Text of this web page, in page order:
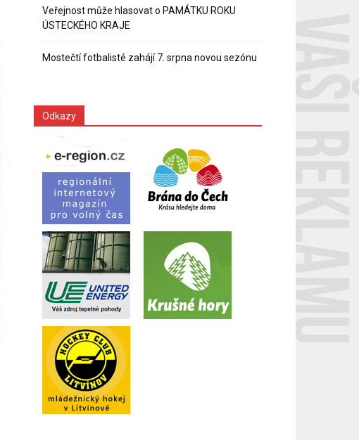
Veřejnost může hlasovat o PAMÁTKU ROKU
ÚSTECKÉHO KRAJE
Mostečtí fotbalisté zahájí 7. srpna novou sezónu
Odkazy